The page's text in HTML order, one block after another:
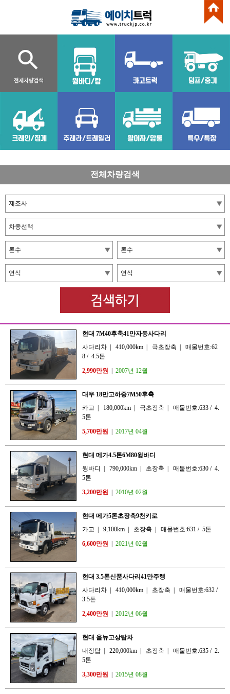
전체차량검색
현대 7M40후축41만자동사다리
사다리차
410,000km 극초장축
매물번호:62
8 / 4.5톤
2,990만원
2007년 12월
대우 18만고하중7M50후축
카고
180,000km 극초장축 매물번호:633 / 4.
5톤
5,700만원
2017년 04월
현대 메가4.5톤6M80윙바디
윙바디
790,000km 초장축 매물번호:630 / 4.
5톤
3,200만원
2010년 02월
현대 메가5톤초장축9천키로
카고
9,100km 초장축 매물번호:631 / 5톤
6,600만원
2021년 02월
현대 3.5톤신품사다리41만주행
사다리차
410,000km 초장축 매물번호:632 /
3.5톤
2,400만원
2012년 06월
현대 올뉴고상탑차
내장탑
220,000km 초장축 매물번호:635 / 2.
5톤
3,300만원
2015년 08월